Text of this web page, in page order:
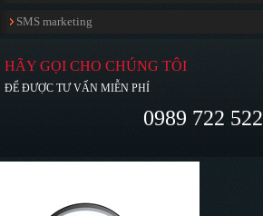
SMS marketing
HÃY GỌI CHO CHÚNG TÔI
ĐỂ ĐƯỢC TƯ VẤN MIỄN PHÍ
0989 722 522